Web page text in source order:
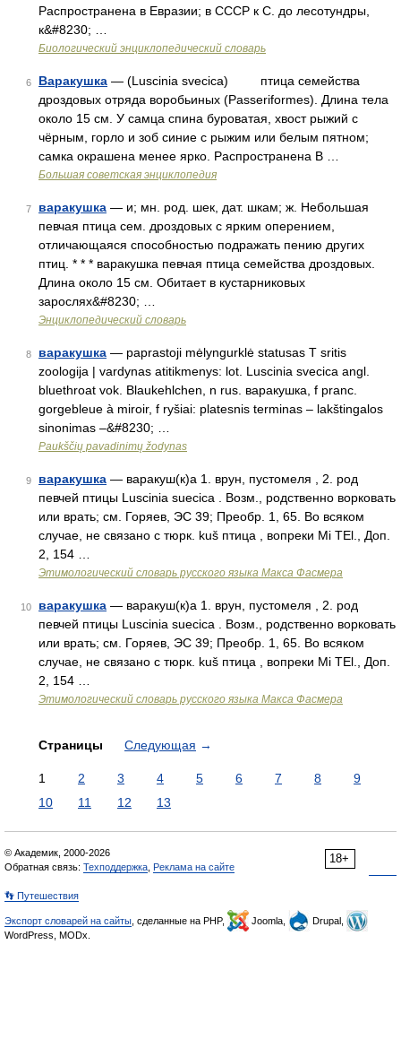
Распространена в Евразии; в СССР к С. до лесотундры,
к&#8230; …
Биологический энциклопедический словарь
6 Варакушка — (Luscinia svecica) птица семейства
дроздовых отряда воробьиных (Passeriformes). Длина тела
около 15 см. У самца спина буроватая, хвост рыжий с
чёрным, горло и зоб синие с рыжим или белым пятном;
самка окрашена менее ярко. Распространена В …
Большая советская энциклопедия
7 варакушка — и; мн. род. шек, дат. шкам; ж. Небольшая
певчая птица сем. дроздовых с ярким оперением,
отличающаяся способностью подражать пению других
птиц. * * * варакушка певчая птица семейства дроздовых.
Длина около 15 см. Обитает в кустарниковых
зарослях&#8230; …
Энциклопедический словарь
8 варакушка — paprastoji mėlyngurklė statusas T sritis
zoologija | vardynas atitikmenys: lot. Luscinia svecica angl.
bluethroat vok. Blaukehlchen, n rus. варакушка, f pranc.
gorgebleue à miroir, f ryšiai: platesnis terminas – lakštingalos
sinonimas –&#8230; …
Paukščių pavadinimų žodynas
9 варакушка — варакуш(к)а 1. врун, пустомеля , 2. род
певчей птицы Luscinia suecica . Возм., родственно ворковать
или врать; см. Горяев, ЭС 39; Преобр. 1, 65. Во всяком
случае, не связано с тюрк. kuš птица , вопреки Mi TEl., Доп.
2, 154 …
Этимологический словарь русского языка Макса Фасмера
10 варакушка — варакуш(к)а 1. врун, пустомеля , 2. род
певчей птицы Luscinia suecica . Возм., родственно ворковать
или врать; см. Горяев, ЭС 39; Преобр. 1, 65. Во всяком
случае, не связано с тюрк. kuš птица , вопреки Mi TEl., Доп.
2, 154 …
Этимологический словарь русского языка Макса Фасмера
Страницы Следующая →
1 2 3 4 5 6 7 8
9
10
11 12 13
18+
© Академик, 2000-2026
Обратная связь: Техподдержка Реклама на сайте
👣 Путешествия
Экспорт словарей на сайты , сделанные на PHP, Joomla,
Drupal,
WordPress, MODx.